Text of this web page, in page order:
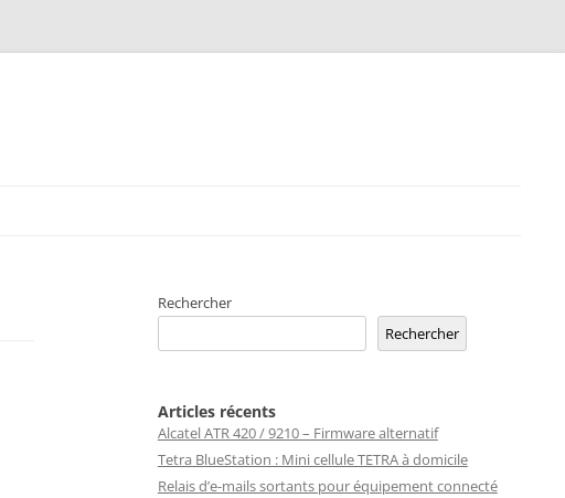
Rechercher
Rechercher
Articles récents
Alcatel ATR 420 / 9210 – Firmware alternatif
Tetra BlueStation : Mini cellule TETRA à domicile
Relais d’e-mails sortants pour équipement connecté